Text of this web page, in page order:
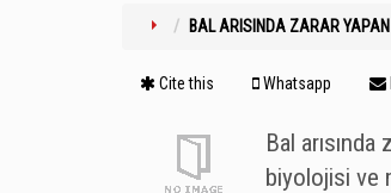
BAL ARISINDA ZARAR
Cite this Whatsapp
Bal arısında
biyolojisi ve